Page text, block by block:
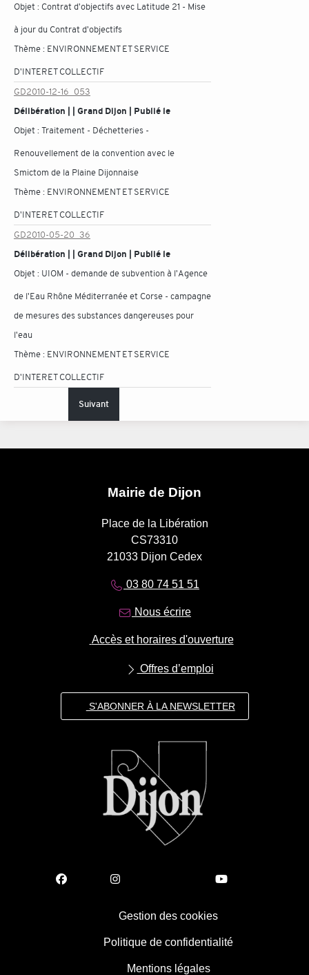
Objet : Contrat d'objectifs avec Latitude 21 - Mise
à jour du Contrat d'objectifs
Thème : ENVIRONNEMENT ET SERVICE
D'INTERET COLLECTIF
GD2010-12-16_053
Délibération | | Grand Dijon | Publié le
Objet :Traitement - Déchetteries -
Renouvellement de la convention avec le
Smictom de la Plaine Dijonnaise
Thème : ENVIRONNEMENT ET SERVICE
D'INTERET COLLECTIF
GD2010-05-20_36
Délibération | | Grand Dijon | Publié le
Objet : UIOM - demande de subvention à l'Agence
de l'Eau Rhône Méditerranée et Corse - campagne
de mesures des substances dangereuses pour
l'eau
Thème : ENVIRONNEMENT ET SERVICE
D'INTERET COLLECTIF
Suivant
Mairie de Dijon
Place de la Libération
CS73310
21033 Dijon Cedex
03 80 74 51 51
Nous écrire
Accès et horaires d'ouverture
Offres d’emploi
S'ABONNER À LA NEWSLETTER
Gestion des cookies
Politique de confidentialité
Mentions légales